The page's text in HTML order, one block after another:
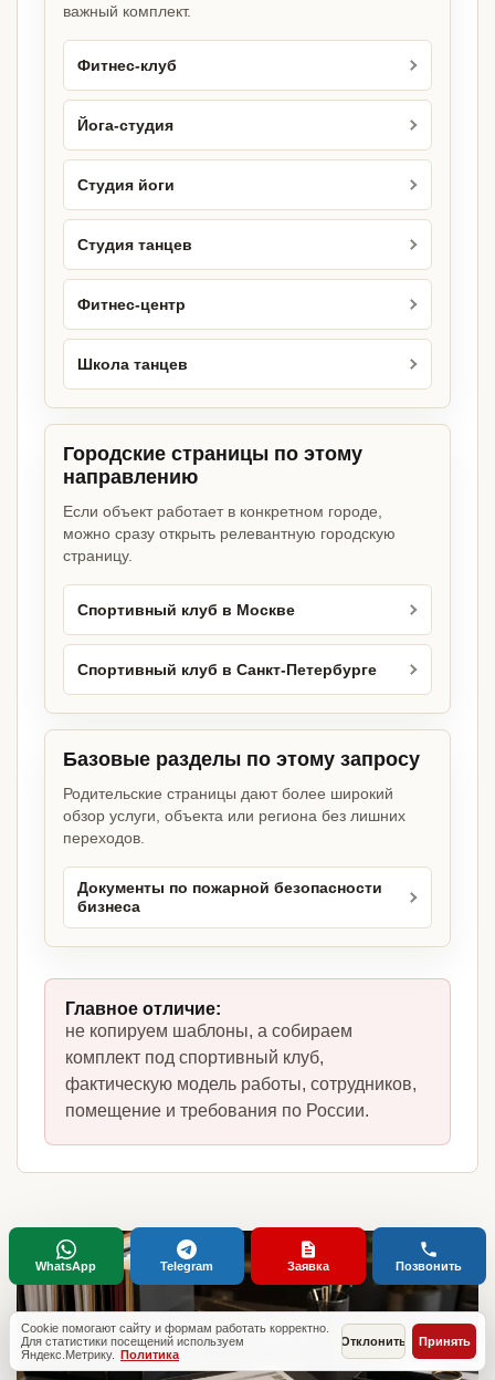
важный комплект.
Фитнес-клуб
Йога-студия
Студия йоги
Студия танцев
Фитнес-центр
Школа танцев
Городские страницы по этому
направлению
Если объект работает в конкретном городе,
можно сразу открыть релевантную городскую
страницу.
Спортивный клуб в Москве
Спортивный клуб в Санкт-Петербурге
Базовые разделы по этому запросу
Родительские страницы дают более широкий
обзор услуги, объекта или региона без лишних
переходов.
Документы по пожарной безопасности
бизнеса
Главное отличие:
не копируем шаблоны, а собираем
комплект под спортивный клуб,
фактическую модель работы, сотрудников,
помещение и требования по России.
Cookie помогают сайту и формам работать корректно.
Для статистики посещений используем
Яндекс.Метрику. Политика
Отклонить Принять
WhatsApp Telegram Заявка Позвонить